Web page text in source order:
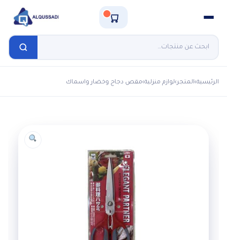
الرئيسية›المتجر›لوازم منزلية›مقص دجاج وخضار واسماك